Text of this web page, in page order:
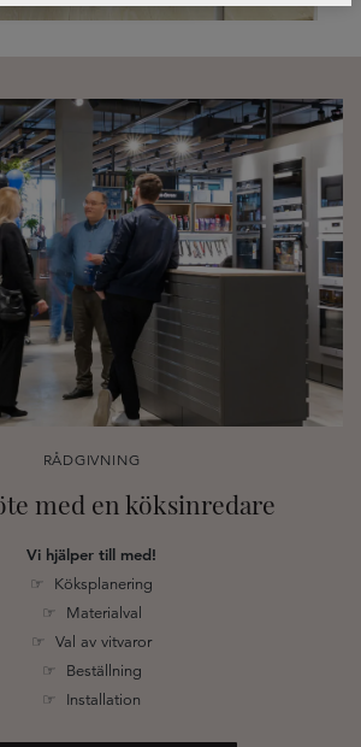
RÅDGIVNING
med en köksinredare
Vi hjälper till med!
☞ Köksplanering
☞ Materialval
☞ Val av vitvaror
☞ Beställning
☞ Installation